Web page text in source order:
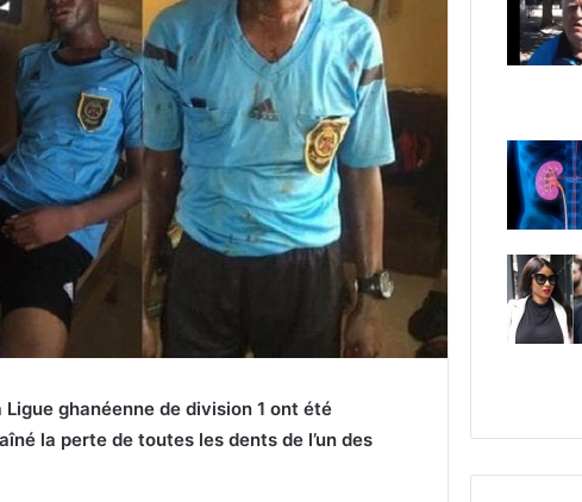
ghanéenne de division 1 ont été
la perte de toutes les dents de l’un des